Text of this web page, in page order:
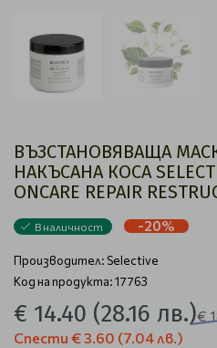
ВЪЗСТАНОВЯВАЩА
НАКЪСАНА КОСА
ONCARE REPAIR
В наличност -20%
Производител: Selective
Код на продукта: 17763
€ 14.40 (28.16 лв.)€
Спести € 3.60 (7.04 лв.)